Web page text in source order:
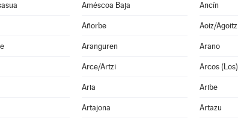
Améscoa Baja Ancín
Añorbe Aoiz/Agoitz
Aranguren Arano
Arce/Artzi Arcos (Los)
Aria Aribe
Artajona Artazu